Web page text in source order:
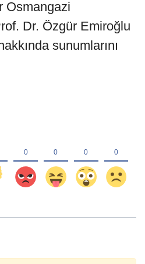
Osmangazi
Dr. Özgür Emiroğlu
sunumlarını